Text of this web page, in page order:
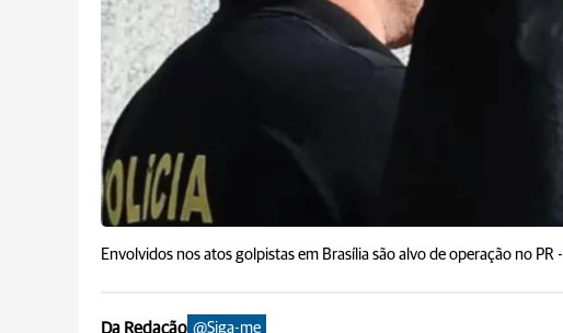
Envolvidos nos atos golpistas em Brasília são alvo de operação no PR -
Da Redação @Siga-me